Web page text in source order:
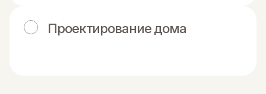
Проектирование дома